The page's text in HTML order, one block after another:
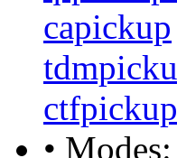
capickup
ctfpickup
• Modes: